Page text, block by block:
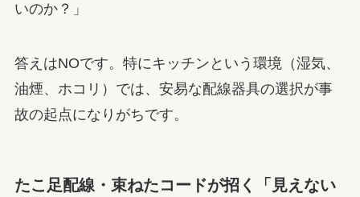
いのか？」
答えはNOです。特にキッチンという環境（湿気、
油煙、ホコリ）では、安易な配線器具の選択が事
故の起点になりがちです。
たこ足配線・束ねたコードが招く「見えない